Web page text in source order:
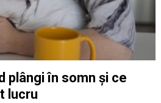
plângi în somn și ce
lucru